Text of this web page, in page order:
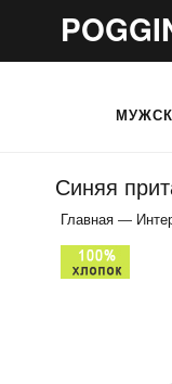
Синяя
Главная —